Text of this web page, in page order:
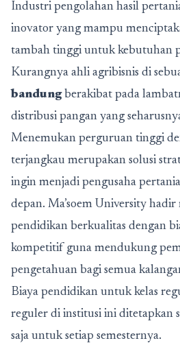
Industri pengolahan hasil
inovator yang mampu
tambah tinggi untuk kebutuhan
Kurangnya ahli agribisnis di
bandungberakibat pada
distribusi pangan yang
Menemukan perguruan tinggi
terjangkau merupakan solusi
ingin menjadi pengusaha
depan. Ma’soem University
pendidikan berkualitas dengan
kompetitif guna mendukung
pengetahuan bagi semua
Biaya pendidikan untuk kelas
reguler di institusi ini ditetapkan
saja untuk setiap semesternya.